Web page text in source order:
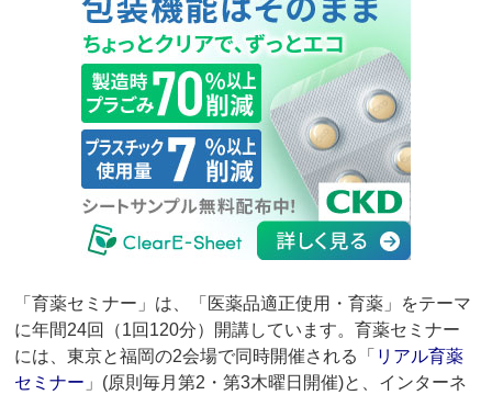
「育薬セミナー」は、「医薬品適正使用・育薬」をテーマ
に年間24回（1回120分）開講しています。育薬セミナー
には、東京と福岡の2会場で同時開催される「 リアル育薬
セミナー 」(原則毎月第2・第3木曜日開催)と、インターネ